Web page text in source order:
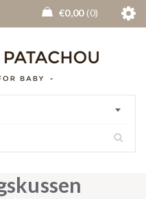
€0,00 0